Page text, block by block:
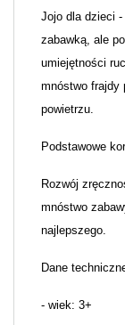
Jojo dla dzieci
zabawką, ale
umiejętności
mnóstwo frajdy
powietrzu.
Podstawowe
Rozwój
mnóstwo
najlepszego.
Dane
- wiek: 3+